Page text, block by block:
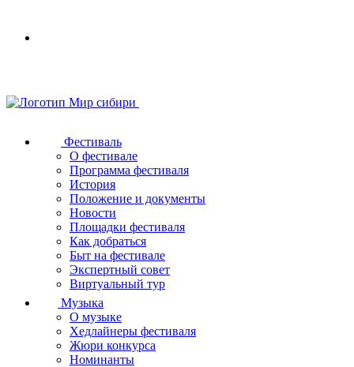
browser
Фестиваль
О фестивале
Программа фестиваля
История
Положение и документы
Новости
Площадки фестиваля
Как добраться
Быт на фестивале
Экспертный совет
Виртуальный тур
Музыка
О музыке
Хедлайнеры фестиваля
Жюри конкурса
Номинанты